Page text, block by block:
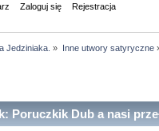
Zaloguj się Rejestracja
Jedziniaka. » Inne utwory satyryczne
Poruczkik Dub a nasi